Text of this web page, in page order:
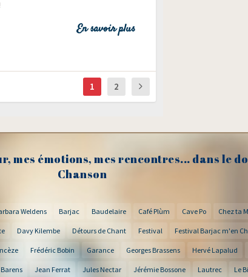
En savoir plus
1 2
mes émotions, mes rencontres... dans le
Chanson
Weldens Barjac Baudelaire Café Plùm Cave Po Chez ta
Davy Kilembe Détours de Chant Festival Festival Barjac m'en
Frédéric Bobin Garance Georges Brassens Hervé Lapalud
Jean Ferrat Jules Nectar Jérémie Bossone Lautrec Le